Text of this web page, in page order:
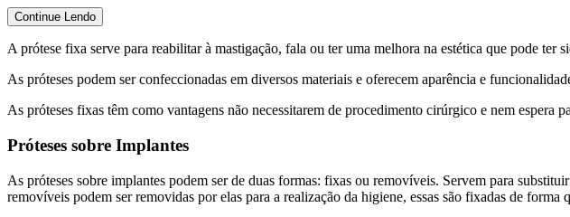
Continue Lendo
A prótese fixa serve para reabilitar à mastigação, fala ou ter uma melhora na estética que pode ter
As próteses podem ser confeccionadas em diversos materiais e oferecem aparência e
As próteses fixas têm como vantagens não necessitarem de procedimento cirúrgico e nem espera
Próteses sobre Implantes
As próteses sobre implantes podem ser de duas formas: fixas ou removíveis. Servem para
removíveis podem ser removidas por elas para a realização da higiene, essas são fixadas de